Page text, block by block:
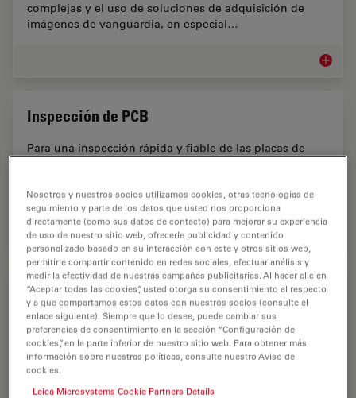
complejas y el uso de soluciones de adquisición de
imágenes de vanguardia, en especial…
Inspección de PCB
Para una inspección rápida y fiable de las placas de
permitan un control de calidad, un análisis de…
Microscopios de inspección
Leica Microsystems ofrece una variedad de
microscopios de inspección para aplicaciones
industriales. Nuestros expertos pueden ayudarle a
encontrar la solución óptima.
Nosotros y nuestros socios utilizamos cookies, otras tecnologías de
seguimiento y parte de los datos que usted nos proporciona
directamente (como sus datos de contacto) para mejorar su experiencia
de uso de nuestro sitio web, ofrecerle publicidad y contenido
personalizado basado en su interacción con este y otros sitios web,
permitirle compartir contenido en redes sociales, efectuar análisis y
medir la efectividad de nuestras campañas publicitarias. Al hacer clic en
“Aceptar todas las cookies”, usted otorga su consentimiento al respecto
y a que compartamos estos datos con nuestros socios (consulte el
enlace siguiente). Siempre que lo desee, puede cambiar sus
preferencias de consentimiento en la sección “Configuración de
cookies”, en la parte inferior de nuestro sitio web. Para obtener más
información sobre nuestras políticas, consulte nuestro Aviso de
cookies.
Leica Microsystems Cookie Partners Details